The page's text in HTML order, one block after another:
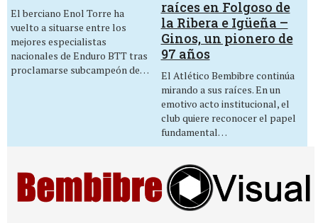
El berciano Enol Torre ha
vuelto a situarse entre los
mejores especialistas
nacionales de Enduro BTT tras
proclamarse subcampeón de…
raíces en Folgoso de
la Ribera e Igüeña –
Ginos, un pionero de
97 años
El Atlético Bembibre continúa
mirando a sus raíces. En un
emotivo acto institucional, el
club quiere reconocer el papel
fundamental…